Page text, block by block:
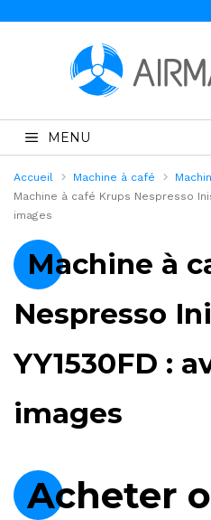
MENU
Accueil Machine à café
Machine à café Krups Nespresso
images
Machine à
Nespresso
YY1530FD :
images
Acheter